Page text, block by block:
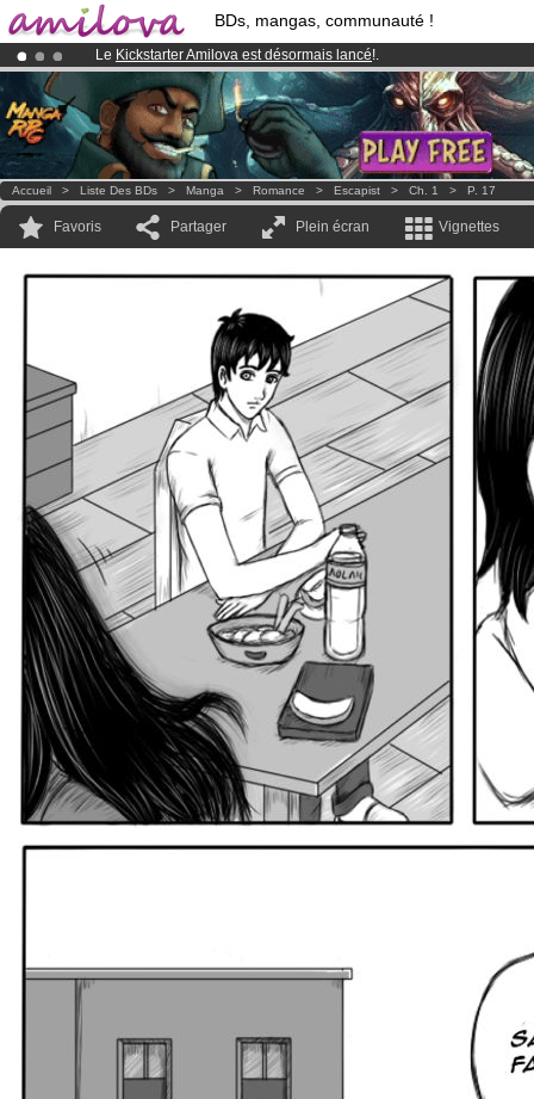
BDs, mangas, communauté !
Le Kickstarter Amilova est désormais lancé!.
Déjà 100000membreset 1000BDs & Mangas!
Abonnement premium: à partir de
3.95 eurospar mois !Clique ici
Accueil > Liste Des BDs > Manga > Romance > Escapist > Ch. 1 > P. 17
Favoris Partager Plein écran Vignettes